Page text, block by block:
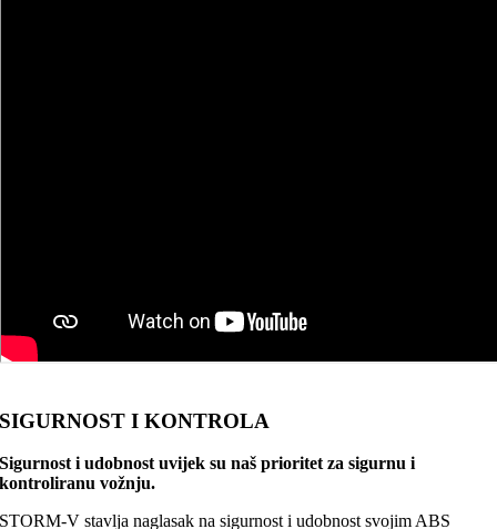
SIGURNOST I KONTROLA
Sigurnost i udobnost uvijek su naš prioritet za sigurnu i
kontroliranu vožnju.
STORM-V stavlja naglasak na sigurnost i udobnost svojim ABS